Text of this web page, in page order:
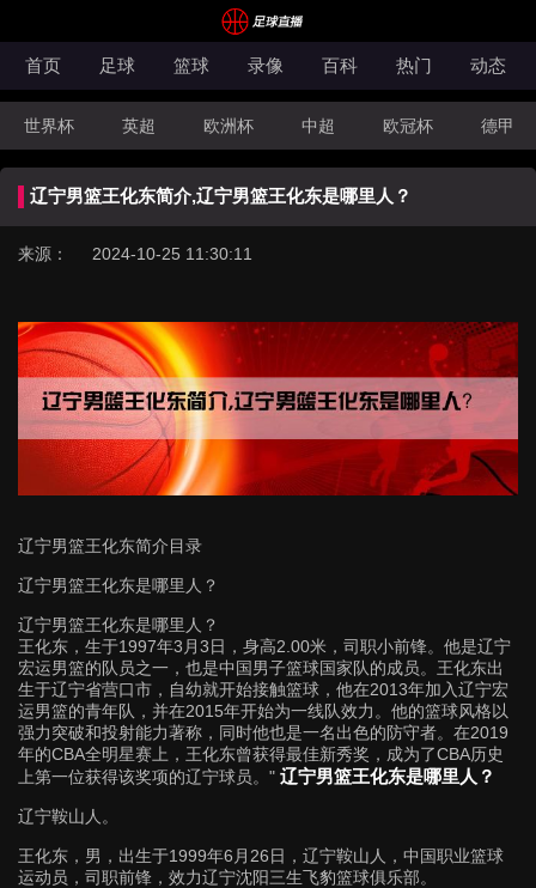
首页 足球 篮球 录像 百科 热门 动态
世界杯 英超 欧洲杯 中超 欧冠杯 德甲
CBA FIBA洲际杯
辽宁男篮王化东简介,辽宁男篮王化东是哪里人？
来源： 2024-10-25 11:30:11
辽宁男篮王化东简介目录
辽宁男篮王化东是哪里人？
辽宁男篮王化东是哪里人？
王化东，生于1997年3月3日，身高2.00米，司职小前锋。他是辽宁
宏运男篮的队员之一，也是中国男子篮球国家队的成员。王化东出
生于辽宁省营口市，自幼就开始接触篮球，他在2013年加入辽宁宏
运男篮的青年队，并在2015年开始为一线队效力。他的篮球风格以
强力突破和投射能力著称，同时他也是一名出色的防守者。在2019
年的CBA全明星赛上，王化东曾获得最佳新秀奖，成为了CBA历史
上第一位获得该奖项的辽宁球员。" 辽宁男篮王化东是哪里人？
辽宁鞍山人。
王化东，男，出生于1999年6月26日，辽宁鞍山人，中国职业篮球
运动员，司职前锋，效力辽宁沈阳三生飞豹篮球俱乐部。